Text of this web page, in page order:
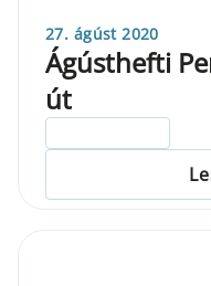
27. ágúst 2020
Ágústhefti
út